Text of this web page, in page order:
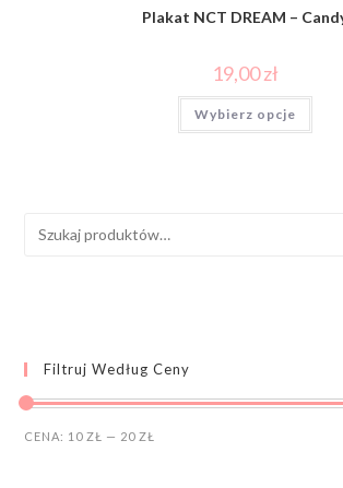
Plakat NCT DREAM –
19,00zł
Wybierz opcje
Filtruj Według Ceny
CENA: 10 ZŁ — 20 ZŁ